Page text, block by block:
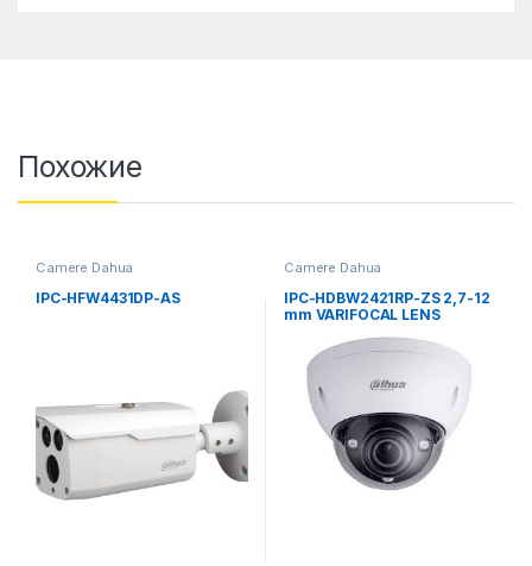
Похожие
Camere Dahua
IPC-HFW4431DP-AS
Camere Dahua
IPC-HDBW2421RP-ZS 2,7-12
mm VARIFOCAL LENS